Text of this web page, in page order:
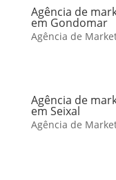
Agência de
em Gondomar
Agência de
Agência de
em Seixal
Agência de